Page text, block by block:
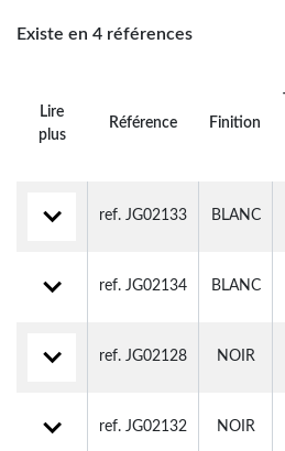
Existe en 4 références
Lire
plus
Référence Finition
ref. JG02133 BLANC
ref. JG02134 BLANC
ref. JG02128 NOIR
ref. JG02132 NOIR